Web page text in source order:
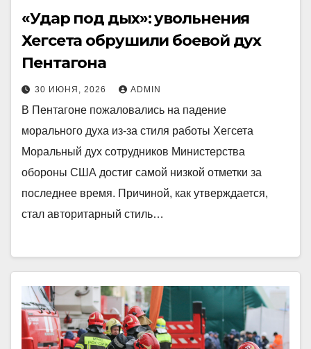
«Удар под дых»: увольнения
Хегсета обрушили боевой дух
Пентагона
30 ИЮНЯ, 2026 ADMIN
В Пентагоне пожаловались на падение
морального духа из-за стиля работы Хегсета
Моральный дух сотрудников Министерства
обороны США достиг самой низкой отметки за
последнее время. Причиной, как утверждается,
стал авторитарный стиль…